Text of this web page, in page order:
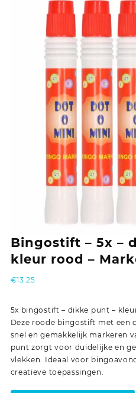
Bingostift – 5x –
kleur rood –
€13.25
5x bingostift – dikke punt –
Deze roode bingostift met een
snel en gemakkelijk markeren
punt zorgt voor duidelijke en
vlekken. Ideaal voor
creatieve toepassingen.